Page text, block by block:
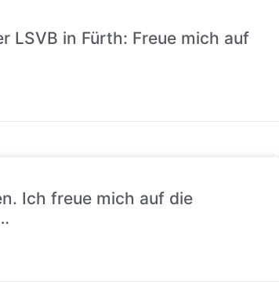
LSVB in Fürth: Freue mich auf
Ich freue mich auf die